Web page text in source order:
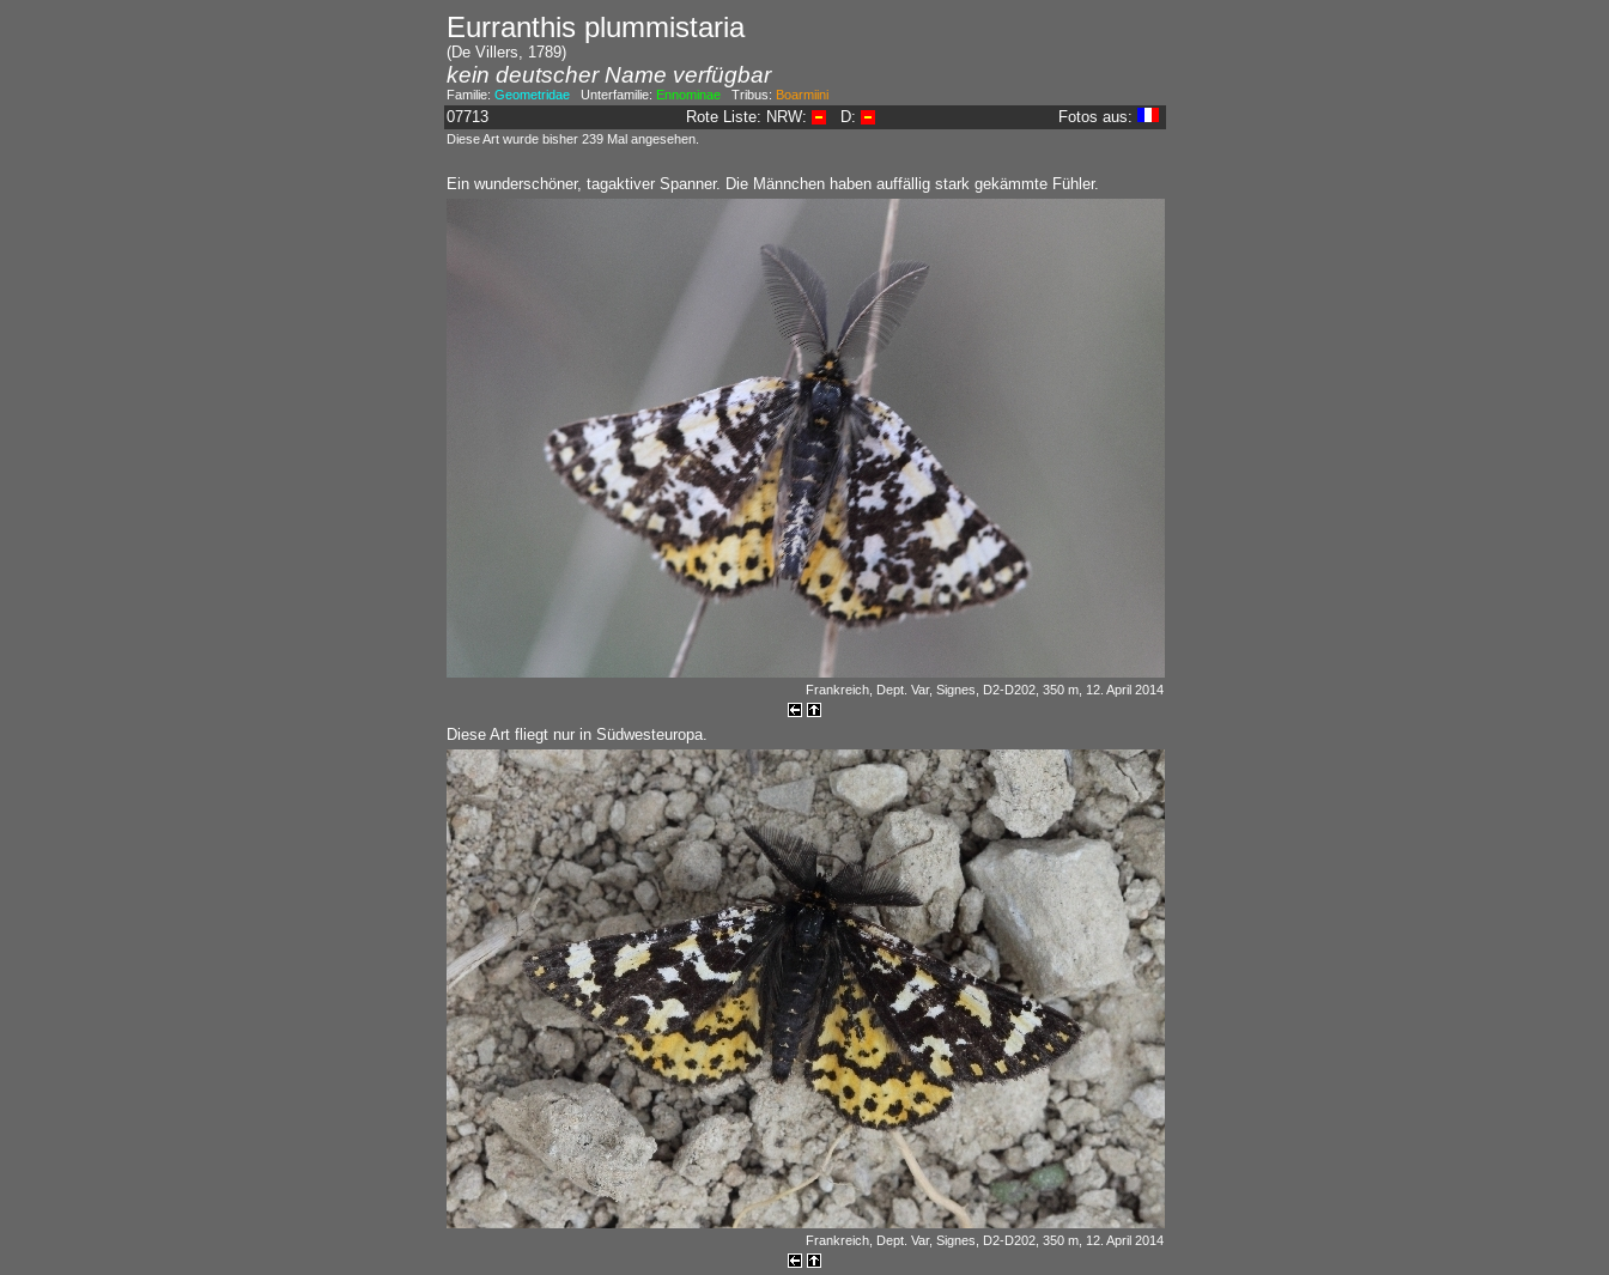
Eurranthis plummistaria
(De Villers, 1789)
kein deutscher Name verfügbar
Familie: GeometridaeUnterfamilie: EnnominaeTribus: Boarmiini
07713 Rote Liste: NRW: D: Fotos aus:
Diese Art wurde bisher 239 Mal angesehen.
Ein wunderschöner, tagaktiver Spanner. Die Männchen haben auffällig stark gekämmte Fühler.
Frankreich, Dept. Var, Signes, D2-D202, 350 m, 12. April 2014
Diese Art fliegt nur in Südwesteuropa.
Frankreich, Dept. Var, Signes, D2-D202, 350 m, 12. April 2014